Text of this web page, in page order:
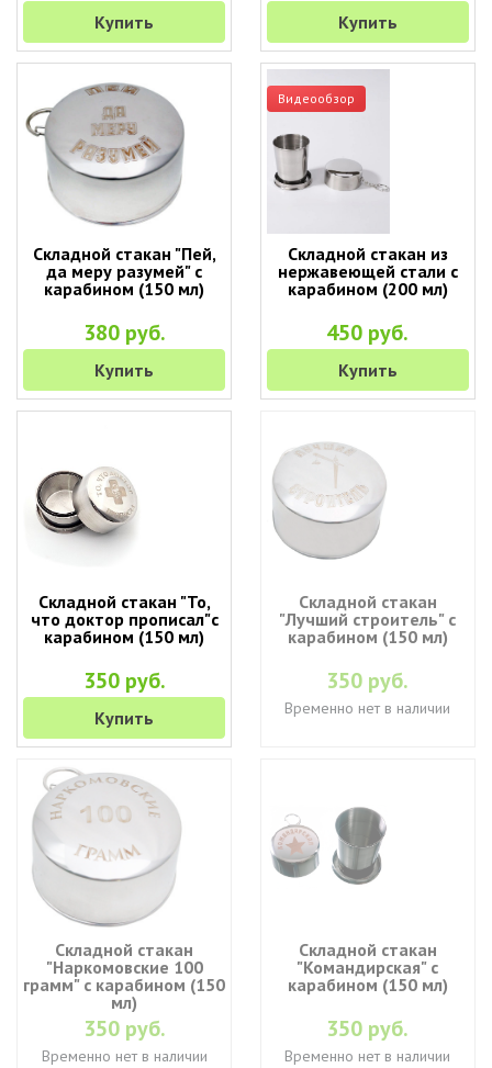
Купить Купить
Складной стакан "Пей,
да меру разумей" с
карабином (150 мл)
380 руб.
Купить
Видеообзор
Складной стакан из
нержавеющей стали с
карабином (200 мл)
450 руб.
Купить
Складной стакан "То,
что доктор прописал"с
карабином (150 мл)
350 руб.
Купить
Складной стакан
"Лучший строитель" с
карабином (150 мл)
350 руб.
Временно нет в наличии
Складной стакан
"Наркомовские 100
грамм" с карабином (150
мл)
350 руб.
Временно нет в наличии
Складной стакан
"Командирская" с
карабином (150 мл)
350 руб.
Временно нет в наличии